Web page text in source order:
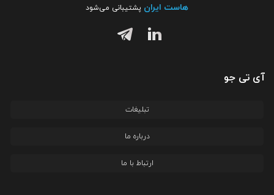
هاست ایران پشتیبانی می‌شود
آی تی جو
تبلیغات
درباره ما
ارتباط با ما